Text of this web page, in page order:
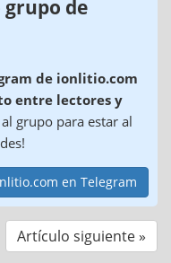
de
de ionlitio.com
entre lectores y
al grupo para estar al
en Telegram
Artículo siguiente »